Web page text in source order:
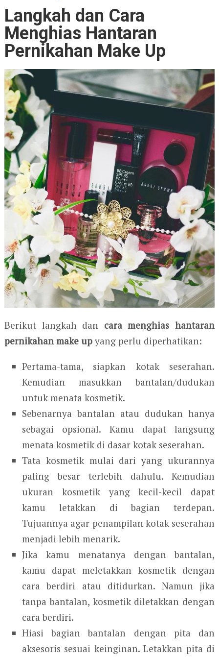
Langkah dan Cara
Menghias Hantaran
Pernikahan Make Up
Berikut langkah dan cara menghias hantaran
pernikahan make upyang perlu diperhatikan:
Pertama-tama, siapkan kotak seserahan.
Kemudian masukkan bantalan/dudukan
untuk menata kosmetik.
Sebenarnya bantalan atau dudukan hanya
sebagai opsional. Kamu dapat langsung
menata kosmetik di dasar kotak seserahan.
Tata kosmetik mulai dari yang ukurannya
paling besar terlebih dahulu. Kemudian
ukuran kosmetik yang kecil-kecil dapat
kamu letakkan di bagian terdepan.
Tujuannya agar penampilan kotak seserahan
menjadi lebih menarik.
Jika kamu menatanya dengan bantalan,
kamu dapat meletakkan kosmetik dengan
cara berdiri atau ditidurkan. Namun jika
tanpa bantalan, kosmetik diletakkan dengan
cara berdiri.
Hiasi bagian bantalan dengan pita dan
aksesoris sesuai keinginan. Letakkan pita di